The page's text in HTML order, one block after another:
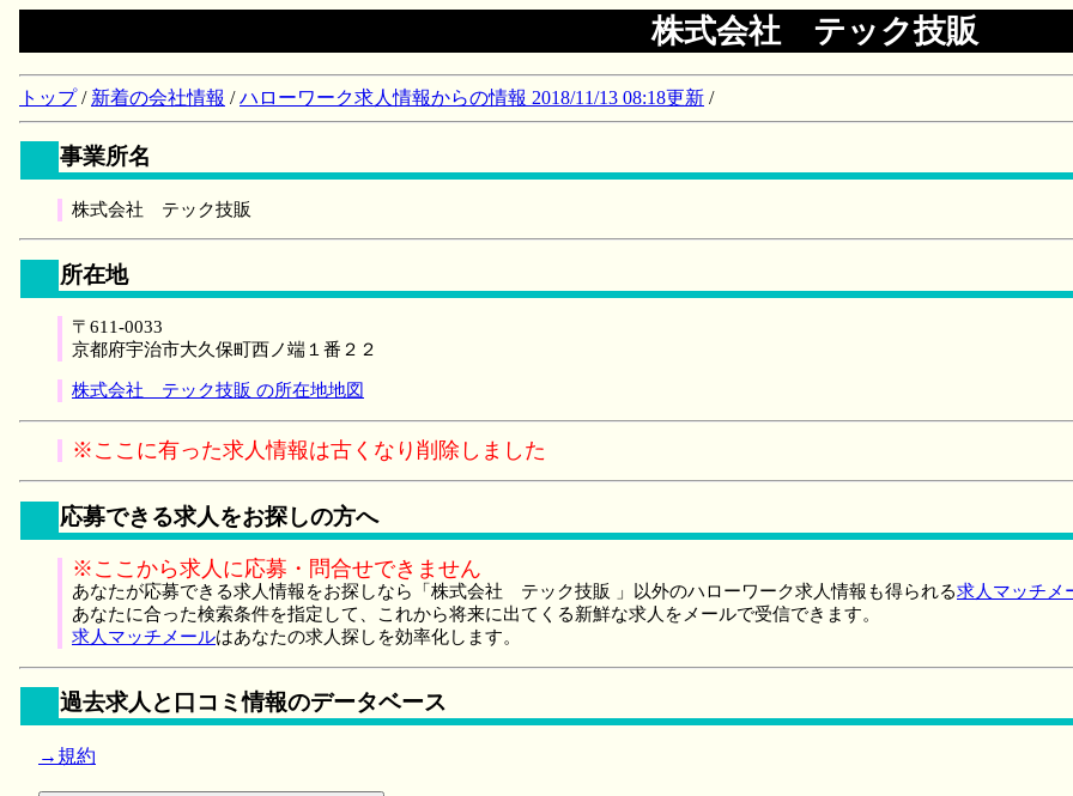
株式会社 テック技販
トップ/ 新着の会社情報 /ハローワーク求人情報からの情報 2018/11/13 08:18更新 /
事業所名
株式会社 テック技販
所在地
〒611-0033
京都府宇治市大久保町西ノ端１番２２
株式会社 テック技販 の所在地地図
※ここに有った求人情報は古くなり削除しました
応募できる求人をお探しの方へ
※ここから求人に応募・問合せできません
あなたが応募できる求人情報をお探しなら「株式会社 テック技販 」以外のハローワーク求人情報も得られる求人マッチメ
あなたに合った検索条件を指定して、これから将来に出てくる新鮮な求人をメールで受信できます。
求人マッチメールはあなたの求人探しを効率化します。
過去求人と口コミ情報のデータベース
→規約